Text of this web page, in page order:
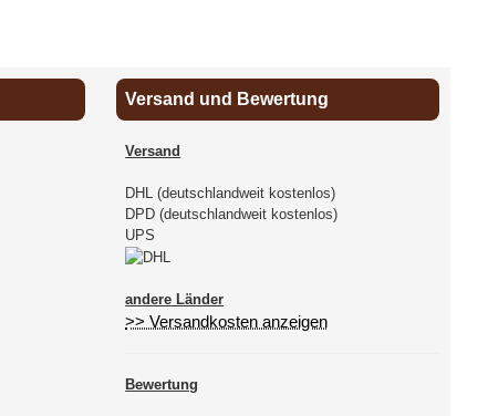
Versand und Bewertung
Versand
DHL (deutschlandweit kostenlos)
DPD (deutschlandweit kostenlos)
UPS
andere Länder
>> Versandkosten anzeigen
Bewertung